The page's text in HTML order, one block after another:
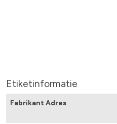
Etiketinformatie
Fabrikant Adres